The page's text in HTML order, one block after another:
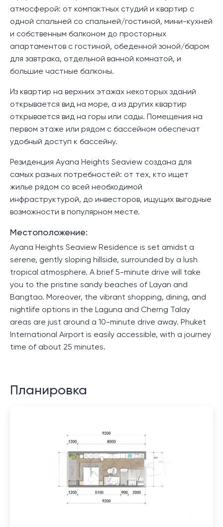
атмосферой: от компактных студий и квартир с
одной спальней со спальней/гостиной, мини-кухней
и собственным балконом до просторных
апартаментов с гостиной, обеденной зоной/баром
для завтрака, отдельной ванной комнатой, и
большие частные балконы.
Из квартир на верхних этажах некоторых зданий
открывается вид на море, а из других квартир
открывается вид на горы или сады. Помещения на
первом этаже или рядом с бассейном обеспечат
удобный доступ к бассейну.
Резиденция Ayana Heights Seaview создана для
самых разных потребностей: от тех, кто ищет
жилье рядом со всей необходимой
инфраструктурой, до инвесторов, ищущих выгодные
возможности в популярном месте.
Местоположение:
Ayana Heights Seaview Residence is set amidst a
serene, gently sloping hillside, surrounded by a lush
tropical atmosphere. A brief 5-minute drive will take
you to the pristine sandy beaches of Layan and
Bangtao. Moreover, the vibrant shopping, dining, and
nightlife options in the Laguna and Cherng Talay
areas are just around a 10-minute drive away. Phuket
International Airport is easily accessible, with a journey
time of about 25 minutes.
Планировка